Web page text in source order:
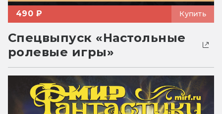
490 ₽ Купить
Спецвыпуск «Настольные
ролевые игры»